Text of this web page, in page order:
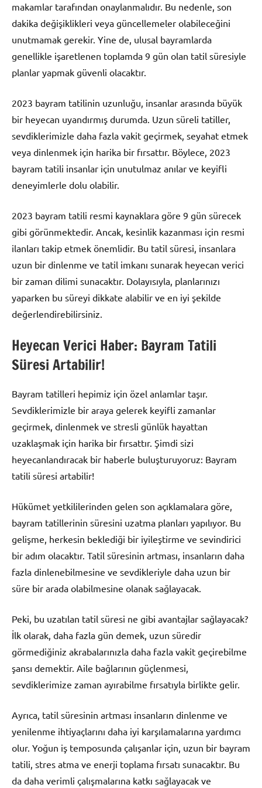
makamlar tarafından onaylanmalıdır. Bu nedenle, son
dakika değişiklikleri veya güncellemeler olabileceğini
unutmamak gerekir. Yine de, ulusal bayramlarda
genellikle işaretlenen toplamda 9 gün olan tatil süresiyle
planlar yapmak güvenli olacaktır.
2023 bayram tatilinin uzunluğu, insanlar arasında büyük
bir heyecan uyandırmış durumda. Uzun süreli tatiller,
sevdiklerimizle daha fazla vakit geçirmek, seyahat etmek
veya dinlenmek için harika bir fırsattır. Böylece, 2023
bayram tatili insanlar için unutulmaz anılar ve keyifli
deneyimlerle dolu olabilir.
2023 bayram tatili resmi kaynaklara göre 9 gün sürecek
gibi görünmektedir. Ancak, kesinlik kazanması için resmi
ilanları takip etmek önemlidir. Bu tatil süresi, insanlara
uzun bir dinlenme ve tatil imkanı sunarak heyecan verici
bir zaman dilimi sunacaktır. Dolayısıyla, planlarınızı
yaparken bu süreyi dikkate alabilir ve en iyi şekilde
değerlendirebilirsiniz.
Heyecan Verici Haber: Bayram Tatili
Süresi Artabilir!
Bayram tatilleri hepimiz için özel anlamlar taşır.
Sevdiklerimizle bir araya gelerek keyifli zamanlar
geçirmek, dinlenmek ve stresli günlük hayattan
uzaklaşmak için harika bir fırsattır. Şimdi sizi
heyecanlandıracak bir haberle buluşturuyoruz: Bayram
tatili süresi artabilir!
Hükümet yetkililerinden gelen son açıklamalara göre,
bayram tatillerinin süresini uzatma planları yapılıyor. Bu
gelişme, herkesin beklediği bir iyileştirme ve sevindirici
bir adım olacaktır. Tatil süresinin artması, insanların daha
fazla dinlenebilmesine ve sevdikleriyle daha uzun bir
süre bir arada olabilmesine olanak sağlayacak.
Peki, bu uzatılan tatil süresi ne gibi avantajlar sağlayacak?
İlk olarak, daha fazla gün demek, uzun süredir
görmediğiniz akrabalarınızla daha fazla vakit geçirebilme
şansı demektir. Aile bağlarının güçlenmesi,
sevdiklerimize zaman ayırabilme fırsatıyla birlikte gelir.
Ayrıca, tatil süresinin artması insanların dinlenme ve
yenilenme ihtiyaçlarını daha iyi karşılamalarına yardımcı
olur. Yoğun iş temposunda çalışanlar için, uzun bir bayram
tatili, stres atma ve enerji toplama fırsatı sunacaktır. Bu
da daha verimli çalışmalarına katkı sağlayacak ve